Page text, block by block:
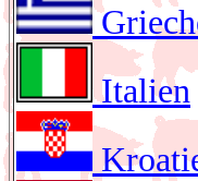
Italien